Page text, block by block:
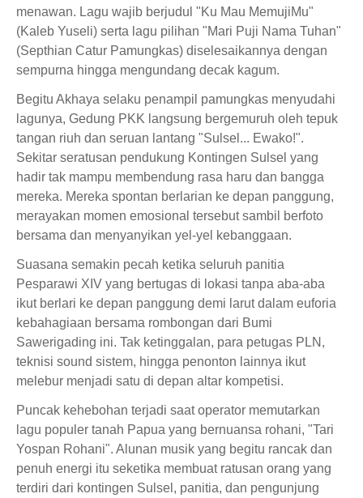
menawan. Lagu wajib berjudul "Ku Mau MemujiMu"
(Kaleb Yuseli) serta lagu pilihan "Mari Puji Nama Tuhan"
(Septhian Catur Pamungkas) diselesaikannya dengan
sempurna hingga mengundang decak kagum.
Begitu Akhaya selaku penampil pamungkas menyudahi
lagunya, Gedung PKK langsung bergemuruh oleh tepuk
tangan riuh dan seruan lantang "Sulsel... Ewako!".
Sekitar seratusan pendukung Kontingen Sulsel yang
hadir tak mampu membendung rasa haru dan bangga
mereka. Mereka spontan berlarian ke depan panggung,
merayakan momen emosional tersebut sambil berfoto
bersama dan menyanyikan yel-yel kebanggaan.
Suasana semakin pecah ketika seluruh panitia
Pesparawi XIV yang bertugas di lokasi tanpa aba-aba
ikut berlari ke depan panggung demi larut dalam euforia
kebahagiaan bersama rombongan dari Bumi
Sawerigading ini. Tak ketinggalan, para petugas PLN,
teknisi sound sistem, hingga penonton lainnya ikut
melebur menjadi satu di depan altar kompetisi.
Puncak kehebohan terjadi saat operator memutarkan
lagu populer tanah Papua yang bernuansa rohani, "Tari
Yospan Rohani". Alunan musik yang begitu rancak dan
penuh energi itu seketika membuat ratusan orang yang
terdiri dari kontingen Sulsel, panitia, dan pengunjung